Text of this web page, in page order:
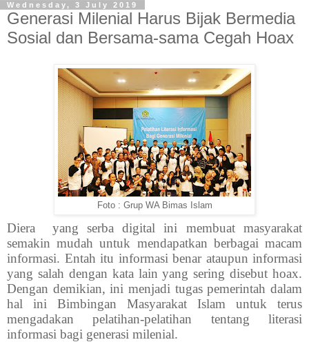
Wednesday, 3 July 2019
Generasi Milenial Harus Bijak Bermedia
Sosial dan Bersama-sama Cegah Hoax
Foto : Grup WA Bimas Islam
Diera yang serba digital ini membuat masyarakat
semakin mudah untuk mendapatkan berbagai macam
informasi. Entah itu informasi benar ataupun informasi
yang salah dengan kata lain yang sering disebut hoax.
Dengan demikian, ini menjadi tugas pemerintah dalam
hal ini Bimbingan Masyarakat Islam untuk terus
mengadakan pelatihan-pelatihan tentang literasi
informasi bagi generasi milenial.